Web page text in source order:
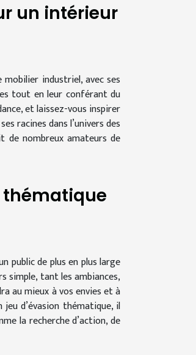
un intérieur
industriel, avec ses
tout en leur conférant du
et laissez-vous inspirer
racines dans l’univers des
de nombreux amateurs de
thématique
public de plus en plus large
simple, tant les ambiances,
au mieux à vos envies et à
d’évasion thématique, il
la recherche d’action, de